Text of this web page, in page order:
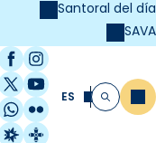
Santoral del día
SAVA
Facebook
Instagram
X / Twitter
YouTube
WhatsApp
Flickr
Radio Estel
Catalunya
ES Buscar